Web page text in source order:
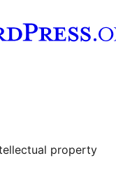
property